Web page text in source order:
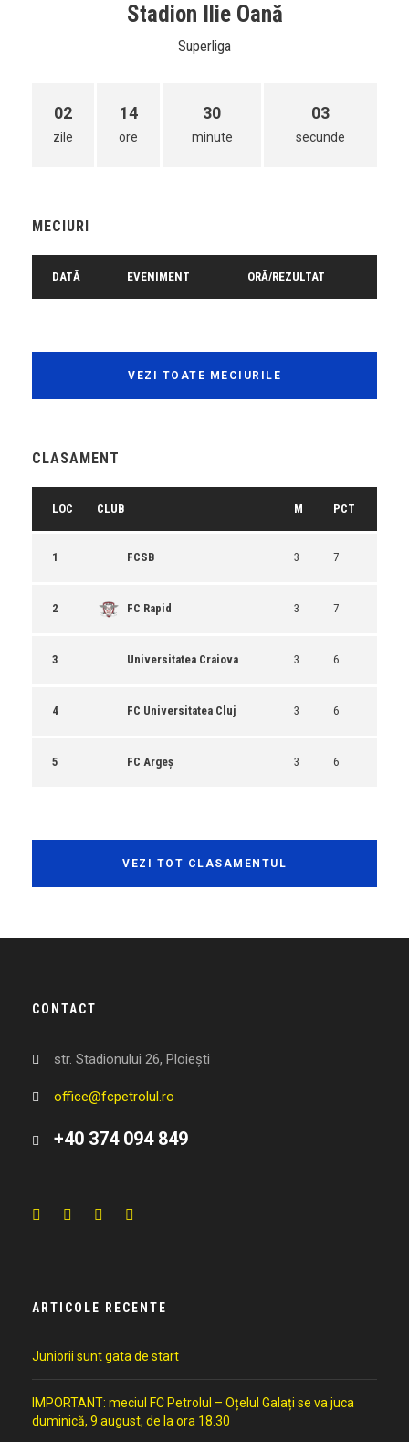
Stadion Ilie Oană
Superliga
02
zile
14
ore
30
minute
03
secunde
MECIURI
DATĂ EVENIMENT ORĂ/REZULTAT
VEZI TOATE MECIURILE
CLASAMENT
LOC CLUB M PCT
1 FCSB 3 7
2 FC Rapid 3 7
3 Universitatea Craiova 3 6
4 FC Universitatea Cluj 3 6
5 FC Argeș 3 6
VEZI TOT CLASAMENTUL
CONTACT
str. Stadionului 26, Ploiești
office@fcpetrolul.ro
+40 374 094 849
ARTICOLE RECENTE
Juniorii sunt gata de start
IMPORTANT: meciul FC Petrolul – Oțelul Galați se va juca
duminică, 9 august, de la ora 18.30